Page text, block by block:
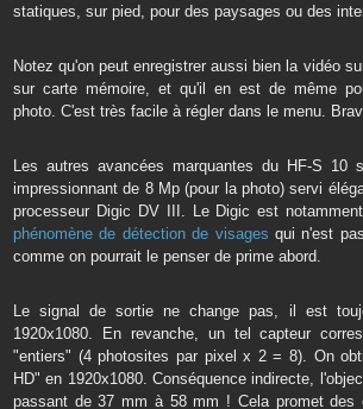
statiques, sur pied, pour des paysages ou des
Notez qu'on peut enregistrer aussi bien la vidéo
sur carte mémoire, et qu'il en est de même
photo. C'est très facile à régler dans le menu.
Les autres avancées marquantes du HF-S 10
impressionnant de 8 Mp (pour la photo) servi
processeur Digic DV III. Le Digic est
phénomène de détection de visages qui n'est
comme on pourrait le penser de prime abord.
Le signal de sortie ne change pas, il est
1920x1080. En revanche, un tel capteur
"entiers" (4 photosites par pixel x 2 = 8). On
HD" en 1920x1080. Conséquence indirecte,
passant de 37 mm à 58 mm ! Cela promet des